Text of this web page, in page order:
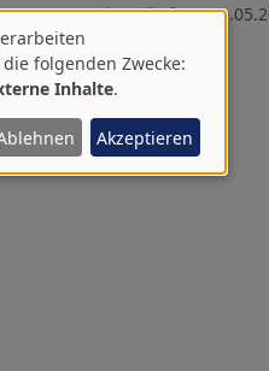
- 08:37 |Geändert:
folgenden Zwecke:
Inhalte.
Akzeptieren